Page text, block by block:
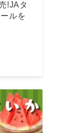
!JAタ
ルを